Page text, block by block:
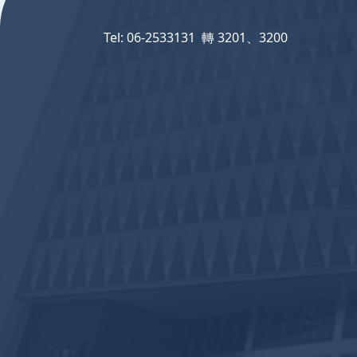
Tel: 06-2533131 轉 3201、3200